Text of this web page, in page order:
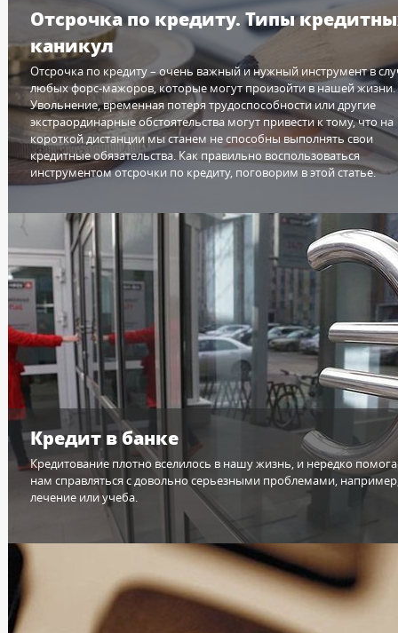
Отсрочка по кредиту. Типы
каникул
Отсрочка по кредиту – очень важный и нужный инструмент в
любых форс-мажоров, которые могут произойти в нашей жизни.
Увольнение, временная потеря трудоспособности или другие
экстраординарные обстоятельства могут привести к тому, что на
короткой дистанции мы станем не способны выполнять свои
кредитные обязательства. Как правильно воспользоваться
инструментом отсрочки по кредиту, поговорим в этой статье.
Кредит в банке
Кредитование плотно вселилось в нашу жизнь, и нередко
нам справляться с довольно серьезными проблемами,
лечение или учеба.